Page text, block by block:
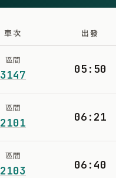
車次 出發
區間
3147 05:50
區間
2101 06:21
區間
2103 06:40